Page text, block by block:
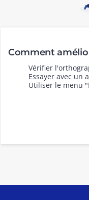
Comment
Vérifier
Essayer avec un
Utiliser le menu